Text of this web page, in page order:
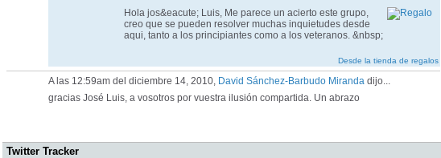
Hola jos&eacute; Luis, Me parece un acierto este grupo,
creo que se pueden resolver muchas inquietudes desde
aqui, tanto a los principiantes como a los veteranos. &nbsp;
Desde la tienda de regalos
A las 12:59am del diciembre 14, 2010, David Sánchez-Barbudo Miranda dijo...
gracias José Luis, a vosotros por vuestra ilusión compartida. Un abrazo
Twitter Tracker